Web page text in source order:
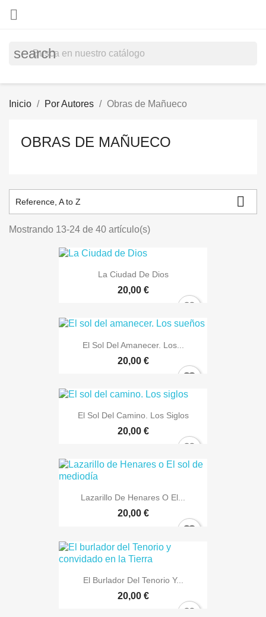

search
Inicio Por Autores Obras de Mañueco
OBRAS DE MAÑUECO
Reference, A to Z 
Mostrando 13-24 de 40 artículo(s)
La Ciudad De Dios
20,00 €
El Sol Del Amanecer. Los...
20,00 €
El Sol Del Camino. Los Siglos
20,00 €
Lazarillo De Henares O El...
20,00 €
El Burlador Del Tenorio Y...
20,00 €